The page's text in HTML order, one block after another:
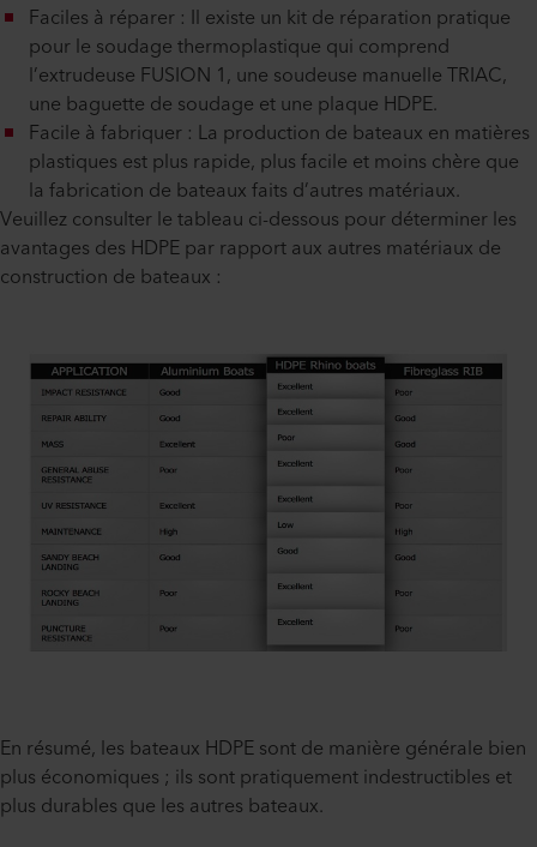
Faciles à réparer : Il existe un kit de réparation pratique
pour le soudage thermoplastique qui comprend
l’extrudeuse FUSION 1, une soudeuse manuelle TRIAC,
une baguette de soudage et une plaque HDPE.
Facile à fabriquer : La production de bateaux en matières
plastiques est plus rapide, plus facile et moins chère que
la fabrication de bateaux faits d’autres matériaux.
Veuillez consulter le tableau ci-dessous pour déterminer les
avantages des HDPE par rapport aux autres matériaux de
construction de bateaux :
En résumé, les bateaux HDPE sont de manière générale bien
plus économiques ; ils sont pratiquement indestructibles et
plus durables que les autres bateaux.